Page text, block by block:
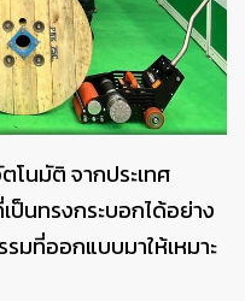
โนมัติ จากประเทศ
ป็นทรงกระบอกได้อย่าง
มที่ออกแบบมาให้เหมาะ